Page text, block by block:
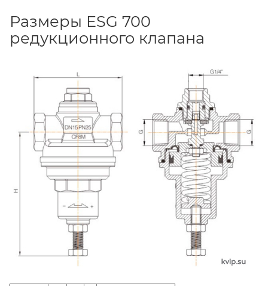
Размеры ESG 700
редукционного клапана